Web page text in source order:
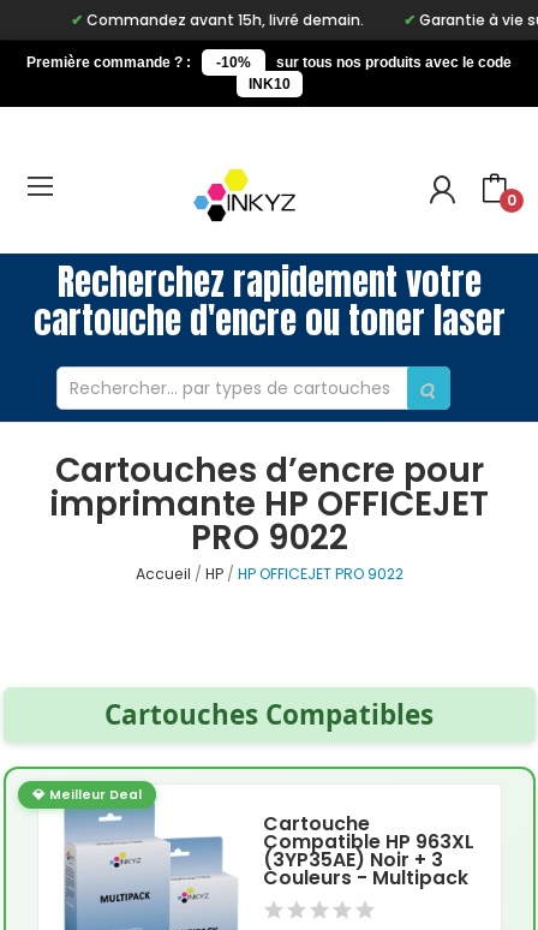
Commandez avant 15h, livré demain. Garantie à vie sur
Première commande ? : -10%
sur tous nos produits avec le code
INK10
0
Recherchez rapidement votre
cartouche d'encre ou toner laser
Cartouches d’encre pour
imprimante HP OFFICEJET
PRO 9022
Accueil HP HP OFFICEJET PRO 9022
Cartouches Compatibles
💎 Meilleur Deal
Cartouche
Compatible HP 963XL
(3YP35AE) Noir + 3
Couleurs - Multipack